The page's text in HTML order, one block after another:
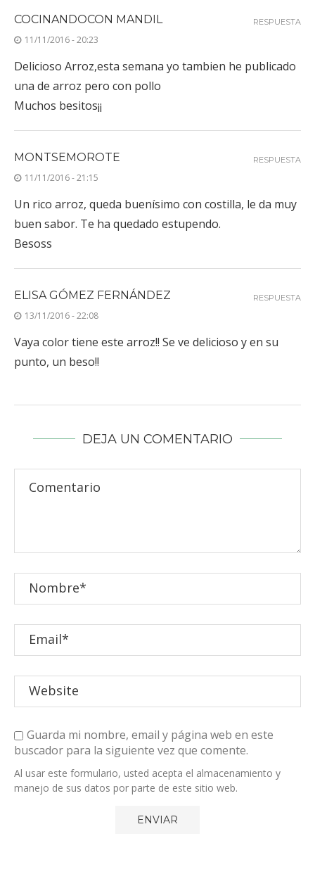
COCINANDOCON MANDIL
11/11/2016 - 20:23
Delicioso Arroz,esta semana yo tambien he publicado
una de arroz pero con pollo
Muchos besitos¡¡
RESPUESTA
MONTSEMOROTE
11/11/2016 - 21:15
Un rico arroz, queda buenísimo con costilla, le da muy
buen sabor. Te ha quedado estupendo.
Besoss
RESPUESTA
ELISA GÓMEZ FERNÁNDEZ
13/11/2016 - 22:08
Vaya color tiene este arroz!! Se ve delicioso y en su
punto, un beso!!
RESPUESTA
DEJA UN COMENTARIO
Guarda mi nombre, email y página web en este
buscador para la siguiente vez que comente.
Al usar este formulario, usted acepta el almacenamiento y
manejo de sus datos por parte de este sitio web.